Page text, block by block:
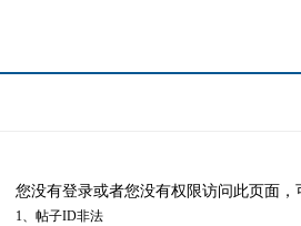
您没有登录或者您没有权限访问此页面
1、帖子ID非法